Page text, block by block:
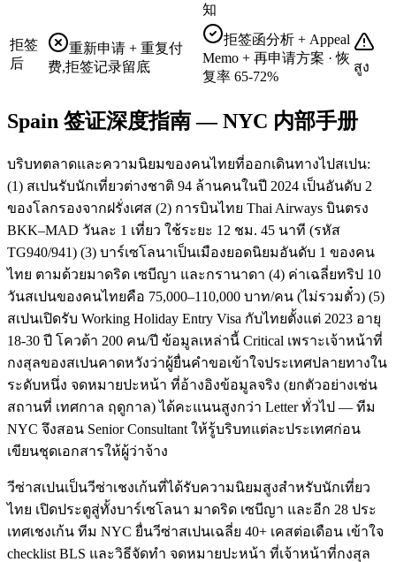
知
拒签
后
重新申请 + 重复付
费,拒签记录留底
拒签函分析 + Appeal
Memo + 再申请方案 · 恢
复率 65-72%
สูง
Spain 签证深度指南 — NYC 内部手册
บริบทตลาดและความนิยมของคนไทยที่ออกเดินทางไปสเปน:
(1) สเปนรับนักเที่ยวต่างชาติ 94 ล้านคนในปี 2024 เป็นอันดับ 2
ของโลกรองจากฝรั่งเศส (2) การบินไทย Thai Airways บินตรง
BKK–MAD วันละ 1 เที่ยว ใช้ระยะ 12 ชม. 45 นาที (รหัส
TG940/941) (3) บาร์เซโลนาเป็นเมืองยอดนิยมอันดับ 1 ของคน
ไทย ตามด้วยมาดริด เซบีญา และกรานาดา (4) ค่าเฉลี่ยทริป 10
วันสเปนของคนไทยคือ 75,000–110,000 บาท/คน (ไม่รวมตั๋ว) (5)
สเปนเปิดรับ Working Holiday Entry Visa กับไทยตั้งแต่ 2023 อายุ
18-30 ปี โควต้า 200 คน/ปี ข้อมูลเหล่านี้ Critical เพราะเจ้าหน้าที่
กงสุลของสเปนคาดหวังว่าผู้ยื่นคำขอเข้าใจประเทศปลายทางใน
ระดับหนึ่ง จดหมายปะหน้า ที่อ้างอิงข้อมูลจริง (ยกตัวอย่างเช่น
สถานที่ เทศกาล ฤดูกาล) ได้คะแนนสูงกว่า Letter ทั่วไป — ทีม
NYC จึงสอน Senior Consultant ให้รู้บริบทแต่ละประเทศก่อน
เขียนชุดเอกสารให้ผู้ว่าจ้าง
วีซ่าสเปนเป็นวีซ่าเชงเก้นที่ได้รับความนิยมสูงสำหรับนักเที่ยว
ไทย เปิดประตูสู่ทั้งบาร์เซโลนา มาดริด เซบีญา และอีก 28 ประ
เทศเชงเก้น ทีม NYC ยื่นวีซ่าสเปนเฉลี่ย 40+ เคสต่อเดือน เข้าใจ
checklist BLS และวิธีจัดทำ จดหมายปะหน้า ที่เจ้าหน้าที่กงสุล